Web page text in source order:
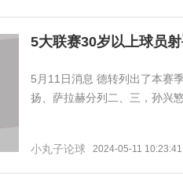
5大联赛30岁以上球员
5月11日消息 德转列出了本赛
扬、萨拉赫分列二、三，孙兴
小丸子论球 2024-05-11 10:23:41